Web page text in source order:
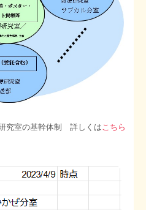
究室の基幹体制 詳しくはこちら